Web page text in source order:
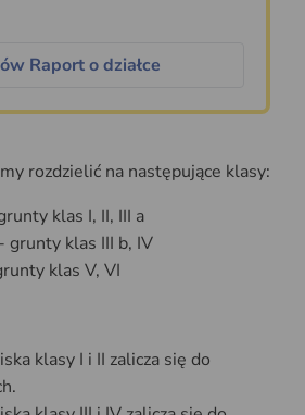
Raport o działce
rozdzielić na następujące klasy:
klas I, II, III a
grunty klas III b, IV
klas V, VI
klasy I i II zalicza się do